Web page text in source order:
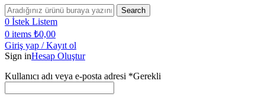
Search
0 İstek Listem
0 items ₺0,00
Giriş yap / Kayıt ol
Sign inHesap Oluştur
Kullanıcı adı veya e-posta adresi *Gerekli